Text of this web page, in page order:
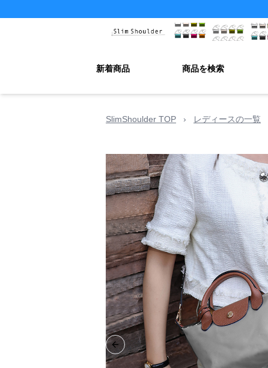
新着商品 商品を検索
SlimShoulder TOP › レディースの一覧
Previous slide